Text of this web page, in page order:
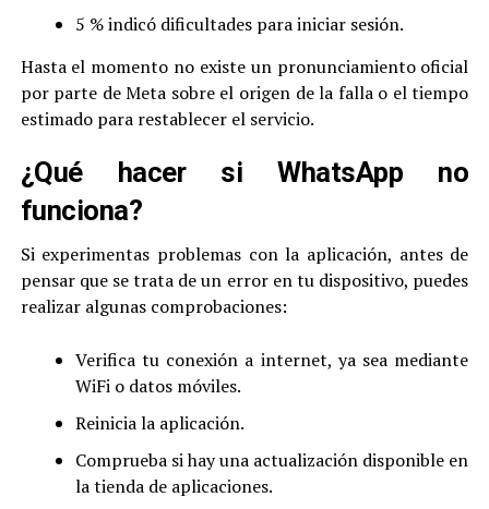
5 % indicó dificultades para iniciar sesión.
Hasta el momento no existe un pronunciamiento oficial
por parte de Meta sobre el origen de la falla o el tiempo
estimado para restablecer el servicio.
¿Qué hacer si WhatsApp no
funciona?
Si experimentas problemas con la aplicación, antes de
pensar que se trata de un error en tu dispositivo, puedes
realizar algunas comprobaciones:
Verifica tu conexión a internet, ya sea mediante
WiFi o datos móviles.
Reinicia la aplicación.
Comprueba si hay una actualización disponible en
la tienda de aplicaciones.